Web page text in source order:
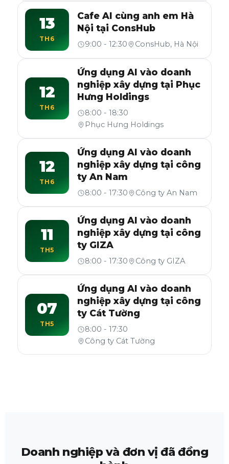
13
TH6
Cafe AI cùng anh em Hà
Nội tại ConsHub
9:00 - 12:30 ConsHub, Hà Nội
12
TH6
Ứng dụng AI vào doanh
nghiệp xây dựng tại Phục
Hưng Holdings
8:00 - 18:30
Phục Hưng Holdings
12
TH6
Ứng dụng AI vào doanh
nghiệp xây dựng tại công
ty An Nam
8:00 - 17:30 Công ty An Nam
11
TH5
Ứng dụng AI vào doanh
nghiệp xây dựng tại công
ty GIZA
8:00 - 17:30 Công ty GIZA
07
TH5
Ứng dụng AI vào doanh
nghiệp xây dựng tại công
ty Cát Tường
8:00 - 17:30
Công ty Cát Tường
Doanh nghiệp và đơn vị đã đồng